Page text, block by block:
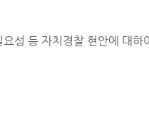
성 등 자치경찰 현안에 대하